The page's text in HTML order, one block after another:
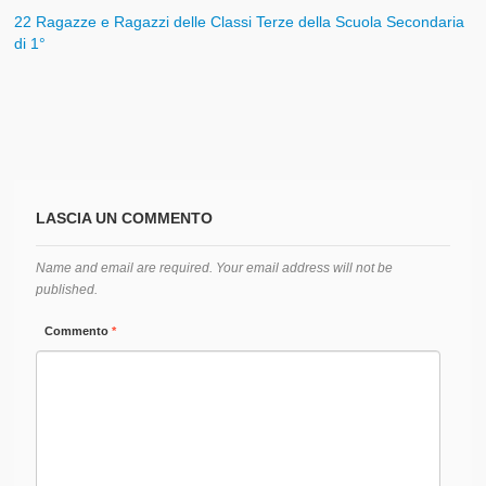
22 Ragazze e Ragazzi delle Classi Terze della Scuola Secondaria
di 1°
LASCIA UN COMMENTO
Name and email are required. Your email address will not be
published.
Commento*